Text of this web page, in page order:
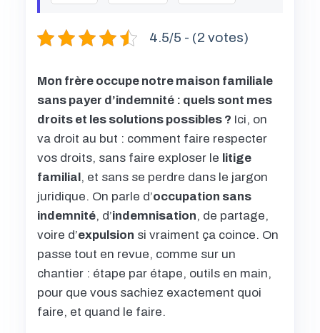
4.5/5 - (2 votes)
Mon frère occupe notre maison familiale
sans payer d’indemnité : quels sont mes
droits et les solutions possibles ? Ici, on
va droit au but : comment faire respecter
vos droits, sans faire exploser le litige
familial, et sans se perdre dans le jargon
juridique. On parle d’occupation sans
indemnité, d’indemnisation, de partage,
voire d’expulsion si vraiment ça coince. On
passe tout en revue, comme sur un
chantier : étape par étape, outils en main,
pour que vous sachiez exactement quoi
faire, et quand le faire.